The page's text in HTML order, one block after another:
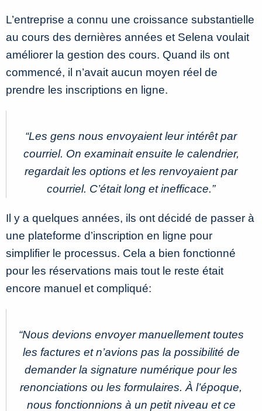
L’entreprise a connu une croissance substantielle
au cours des dernières années et Selena voulait
améliorer la gestion des cours. Quand ils ont
commencé, il n’avait aucun moyen réel de
prendre les inscriptions en ligne.
“Les gens nous envoyaient leur intérêt par
courriel. On examinait ensuite le calendrier,
regardait les options et les renvoyaient par
courriel. C’était long et inefficace.”
Il y a quelques années, ils ont décidé de passer à
une plateforme d’inscription en ligne pour
simplifier le processus. Cela a bien fonctionné
pour les réservations mais tout le reste était
encore manuel et compliqué:
“Nous devions envoyer manuellement toutes
les factures et n’avions pas la possibilité de
demander la signature numérique pour les
renonciations ou les formulaires. À l’époque,
nous fonctionnions à un petit niveau et ce